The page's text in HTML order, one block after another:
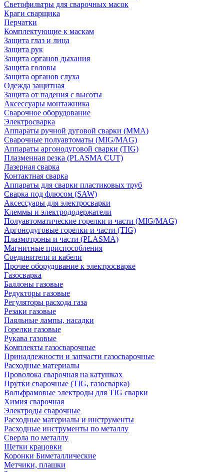
Светофильтры для сварочных масок
Краги сварщика
Перчатки
Комплектующие к маскам
Защита глаз и лица
Защита рук
Защита органов дыхания
Защита головы
Защита органов слуха
Одежда защитная
Защита от падения с высоты
Аксессуары монтажника
Сварочное оборудование
Электросварка
Аппараты ручной дуговой сварки (MMA)
Сварочные полуавтоматы (MIG/MAG)
Аппараты аргонодуговой сварки (TIG)
Плазменная резка (PLASMA CUT)
Лазерная сварка
Контактная сварка
Аппараты для сварки пластиковых труб
Сварка под флюсом (SAW)
Аксессуары для электросварки
Клеммы и электрододержатели
Полуавтоматические горелки и части (MIG/MAG)
Аргонодуговые горелки и части (TIG)
Плазмотроны и части (PLASMA)
Магнитные приспособления
Соединители и кабели
Прочее оборудование к электросварке
Газосварка
Баллоны газовые
Редукторы газовые
Регуляторы расхода газа
Резаки газовые
Паяльные лампы, насадки
Горелки газовые
Рукава газовые
Комплекты газосварочные
Принадлежности и запчасти газосварочные
Расходные материалы
Проволока сварочная на катушках
Прутки сварочные (TIG, газосварка)
Вольфрамовые электроды для TIG сварки
Химия сварочная
Электроды сварочные
Расходные материалы и инструменты
Расходные инструменты по металлу
Сверла по металлу
Щетки крацовки
Коронки Биметаллические
Метчики, плашки